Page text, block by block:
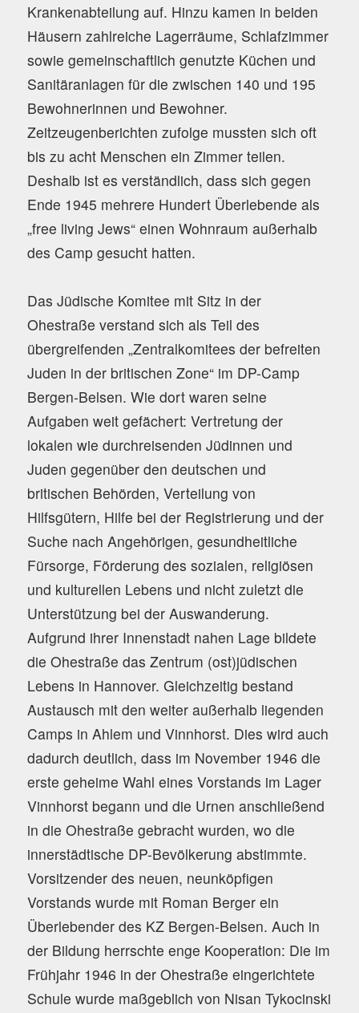
Krankenabteilung auf. Hinzu kamen in beiden
Häusern zahlreiche Lagerräume, Schlafzimmer
sowie gemeinschaftlich genutzte Küchen und
Sanitäranlagen für die zwischen 140 und 195
Bewohnerinnen und Bewohner.
Zeitzeugenberichten zufolge mussten sich oft
bis zu acht Menschen ein Zimmer teilen.
Deshalb ist es verständlich, dass sich gegen
Ende 1945 mehrere Hundert Überlebende als
„free living Jews“ einen Wohnraum außerhalb
des Camp gesucht hatten.
Das Jüdische Komitee mit Sitz in der
Ohestraße verstand sich als Teil des
übergreifenden „Zentralkomitees der befreiten
Juden in der britischen Zone“ im DP-Camp
Bergen-Belsen. Wie dort waren seine
Aufgaben weit gefächert: Vertretung der
lokalen wie durchreisenden Jüdinnen und
Juden gegenüber den deutschen und
britischen Behörden, Verteilung von
Hilfsgütern, Hilfe bei der Registrierung und der
Suche nach Angehörigen, gesundheitliche
Fürsorge, Förderung des sozialen, religiösen
und kulturellen Lebens und nicht zuletzt die
Unterstützung bei der Auswanderung.
Aufgrund ihrer Innenstadt nahen Lage bildete
die Ohestraße das Zentrum (ost)jüdischen
Lebens in Hannover. Gleichzeitig bestand
Austausch mit den weiter außerhalb liegenden
Camps in Ahlem und Vinnhorst. Dies wird auch
dadurch deutlich, dass im November 1946 die
erste geheime Wahl eines Vorstands im Lager
Vinnhorst begann und die Urnen anschließend
in die Ohestraße gebracht wurden, wo die
innerstädtische DP-Bevölkerung abstimmte.
Vorsitzender des neuen, neunköpfigen
Vorstands wurde mit Roman Berger ein
Überlebender des KZ Bergen-Belsen. Auch in
der Bildung herrschte enge Kooperation: Die im
Frühjahr 1946 in der Ohestraße eingerichtete
Schule wurde maßgeblich von Nisan Tykocinski